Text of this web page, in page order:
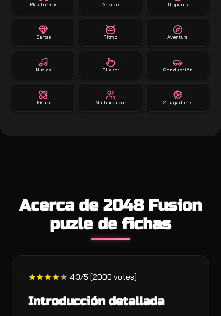
Plataformas Arcade Disparos
Cartas Ritmo Aventura
Música Clicker Conducción
Física Multijugador 2 Jugadores
Acerca de 2048 Fusion
puzle de fichas
4.3/5 (2000 votes)
Introducción detallada